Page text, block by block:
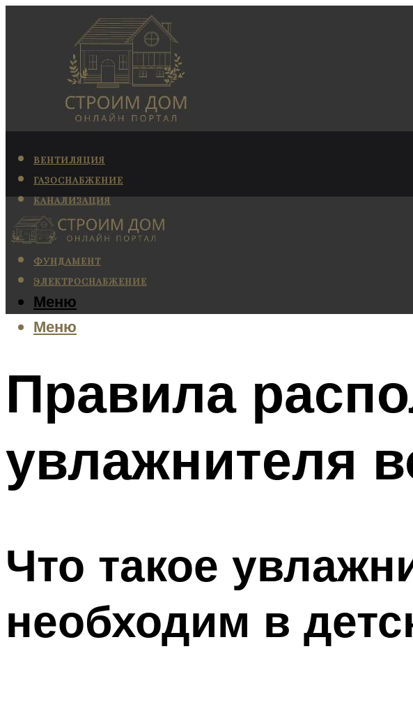
ВЕНТИЛЯЦИЯ
ГАЗОСНАБЖЕНИЕ
КАНАЛИЗАЦИЯ
КОНДИЦИОНИРОВАНИЕ
ОТОПЛЕНИЕ
ФУНДАМЕНТ
ЭЛЕКТРОСНАБЖЕНИЕ
Меню
Меню
Правила
увлажнителя
Что такое
необходим в